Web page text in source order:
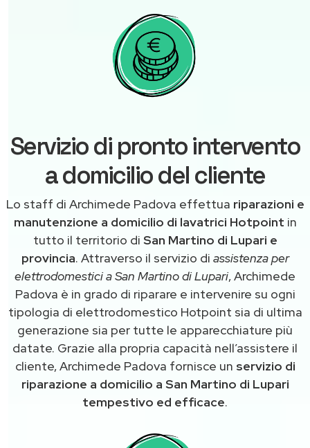
Servizio di pronto intervento
a domicilio del cliente
Lo staff di Archimede Padova effettua riparazioni e
manutenzione a domicilio di lavatrici Hotpoint in
tutto il territorio di San Martino di Lupari e
provincia. Attraverso il servizio di assistenza per
elettrodomestici a San Martino di Lupari, Archimede
Padova è in grado di riparare e intervenire su ogni
tipologia di elettrodomestico Hotpoint sia di ultima
generazione sia per tutte le apparecchiature più
datate. Grazie alla propria capacità nell’assistere il
cliente, Archimede Padova fornisce un servizio di
riparazione a domicilio a San Martino di Lupari
tempestivo ed efficace.